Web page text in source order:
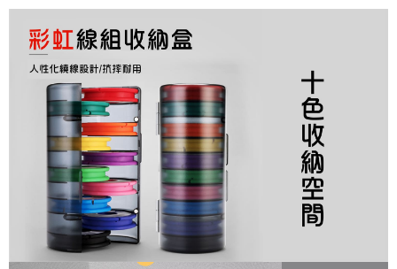
4.訂單成立30分鐘內，如未前往確認交易或遇審核未通過，訂單將自動取
消。如遇「轉專審核」未通過狀況，表示未達大哥付你分期系統評分，恕無
法說明評估內容。
【繳款方式說明】
1.分期款項不併入電信帳單，「大哥付你分期」於每月結算日後寄送繳費提
醒簡訊。
2.透過簡訊連結打開帳單後，可選擇「超商條碼／台灣大直營門市／銀行轉
帳／街口支付／iPASS MONEY」等通路繳費。
【注意事項】
1.本服務係由「台灣大哥大股份有限公司」（以下簡稱本公司）所提供，讓
用戶於交易時，得透過本服務購買商品或服務，並由商店將買賣／分期付款
買賣價金債權讓與本公司後，依約使用本公司帳單繳交帳款。
2.基於同意付款使用「大哥付你分期」之契約關係目的，商店將以您的個人
資料（包含姓名、電話或地址）提供予台灣大哥大進項蒐集、處理及利用，
AFTEE先享後付是「在收到商品之後才付款」的支付方式。 讓您購物簡單
１．簡單：不需註冊會員、不需綁卡、不需儲值。
２．便利：只要手機號碼，簡訊認證，即可結帳。
３．安心：先確認商品／服務後，再付款。
【「AFTEE先享後付」結帳流程】
１．於結帳方式選擇「AFTEE先享後付」後，將跳轉至「AFTEE先享後付」
結帳頁面，進行簡訊認證並確認金額後，即可完成結帳。
２．訂單成立數日內，您將收到繳費通知簡訊。
３．收到繳費通知簡訊後14天內，點擊此簡訊中的連結，可透過四大超商／
ATM／網路銀行／等多元方式進行付款，方視為交易完成。
※ 請注意：結帳手續完成當下不需立刻繳費，但若您需要取消訂單，請聯絡
購買商品的店家。未經商家同意取消之訂單仍視為有效，需透過AFTEE先享
後付繳納相關費用。
※ 交易是否成功請以「AFTEE先享後付 」之結帳頁面顯示為準，若有關於
是否繳費成功／繳費後需取消欲退款等相關疑問，請聯繫「AFTEE先享後付
貨到付款
運送方式
全家取貨付款
每筆NT$60，滿NT$1,200(含以上)免運費
付款後全家取貨
每筆NT$60，滿NT$1,200(含以上)免運費
7-11取貨付款
每筆NT$60，滿NT$1,200(含以上)免運費